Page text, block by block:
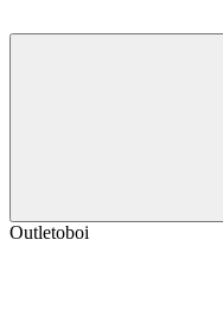
Outletoboi